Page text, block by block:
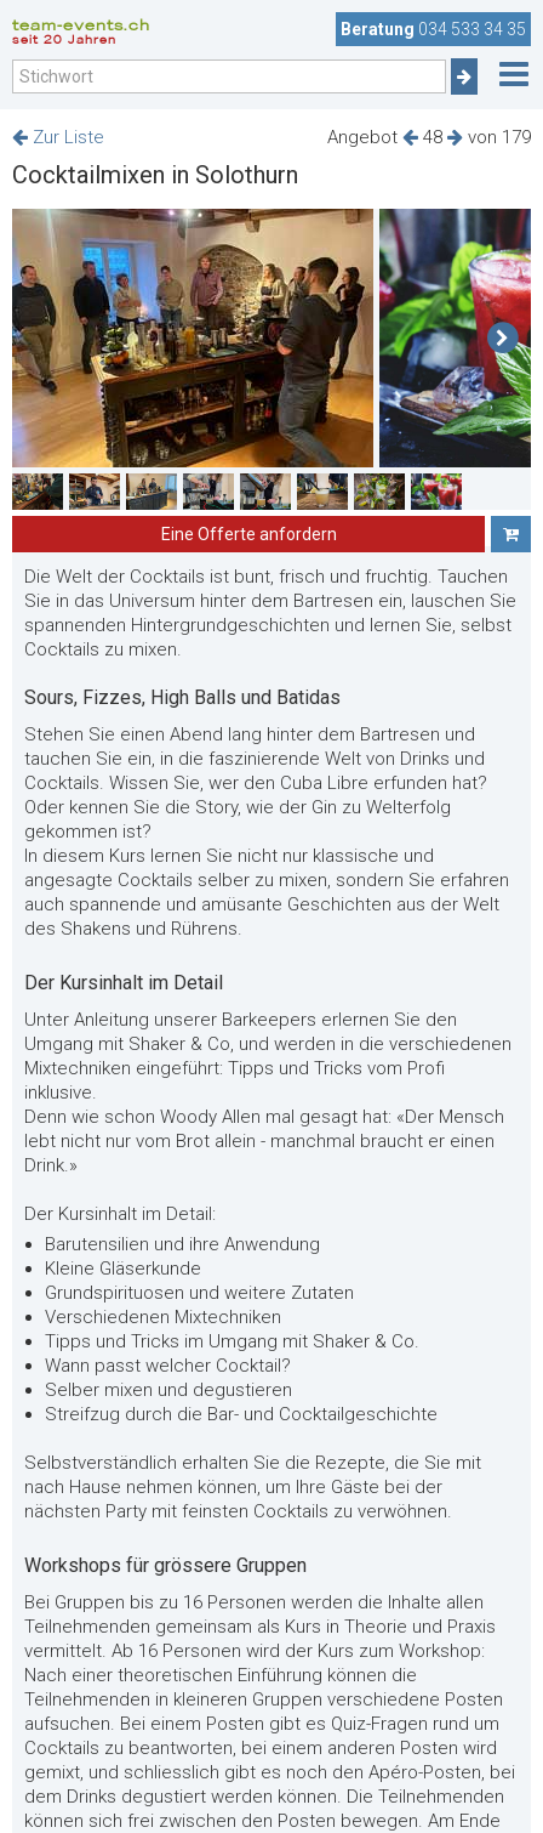
team-events.ch
seit 20 Jahren
Beratung 034 533 34 35
Angebot 48 von 179
Zur Liste
Cocktailmixen in Solothurn
Eine Offerte anfordern
Die Welt der Cocktails ist bunt, frisch und fruchtig. Tauchen
Sie in das Universum hinter dem Bartresen ein, lauschen Sie
spannenden Hintergrundgeschichten und lernen Sie, selbst
Cocktails zu mixen.
Sours, Fizzes, High Balls und Batidas
Stehen Sie einen Abend lang hinter dem Bartresen und
tauchen Sie ein, in die faszinierende Welt von Drinks und
Cocktails. Wissen Sie, wer den Cuba Libre erfunden hat?
Oder kennen Sie die Story, wie der Gin zu Welterfolg
gekommen ist?
In diesem Kurs lernen Sie nicht nur klassische und
angesagte Cocktails selber zu mixen, sondern Sie erfahren
auch spannende und amüsante Geschichten aus der Welt
des Shakens und Rührens.
Der Kursinhalt im Detail
Unter Anleitung unserer Barkeepers erlernen Sie den
Umgang mit Shaker & Co, und werden in die verschiedenen
Mixtechniken eingeführt: Tipps und Tricks vom Profi
inklusive.
Denn wie schon Woody Allen mal gesagt hat: «Der Mensch
lebt nicht nur vom Brot allein - manchmal braucht er einen
Drink.»
Der Kursinhalt im Detail:
Barutensilien und ihre Anwendung
Kleine Gläserkunde
Grundspirituosen und weitere Zutaten
Verschiedenen Mixtechniken
Tipps und Tricks im Umgang mit Shaker & Co.
Wann passt welcher Cocktail?
Selber mixen und degustieren
Streifzug durch die Bar- und Cocktailgeschichte
Selbstverständlich erhalten Sie die Rezepte, die Sie mit
nach Hause nehmen können, um Ihre Gäste bei der
nächsten Party mit feinsten Cocktails zu verwöhnen.
Workshops für grössere Gruppen
Bei Gruppen bis zu 16 Personen werden die Inhalte allen
Teilnehmenden gemeinsam als Kurs in Theorie und Praxis
vermittelt. Ab 16 Personen wird der Kurs zum Workshop:
Nach einer theoretischen Einführung können die
Teilnehmenden in kleineren Gruppen verschiedene Posten
aufsuchen. Bei einem Posten gibt es Quiz-Fragen rund um
Cocktails zu beantworten, bei einem anderen Posten wird
gemixt, und schliesslich gibt es noch den Apéro-Posten, bei
dem Drinks degustiert werden können. Die Teilnehmenden
können sich frei zwischen den Posten bewegen. Am Ende